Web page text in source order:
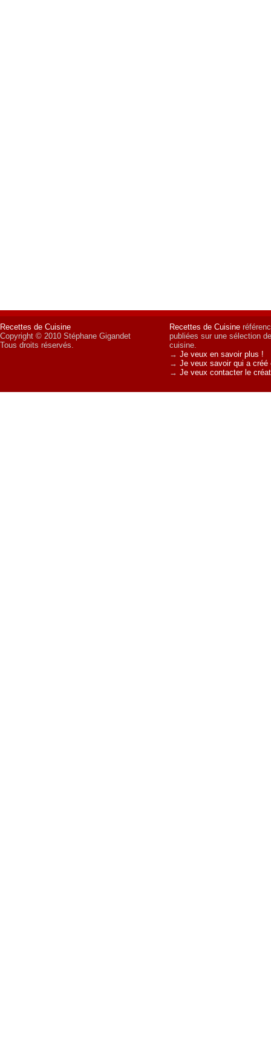
Recettes de Cuisine
Copyright © 2010 Stéphane Gigandet
Tous droits réservés.
Recettes de Cuisine
publiées sur une sélection
cuisine.
→ Je veux en savoir plus !
→ Je veux savoir qui a créé
→ Je veux contacter le